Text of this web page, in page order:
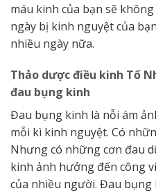
máu kinh của bạn sẽ
ngày bị kinh nguyệt của
nhiều ngày nữa.
Thảo dược điều kinh Tố
đau bụng kinh
Đau bụng kinh là nỗi ám
mỗi kì kinh nguyệt. Có
Nhưng có những cơn đau
kinh ảnh hưởng đến công
của nhiều người. Đau